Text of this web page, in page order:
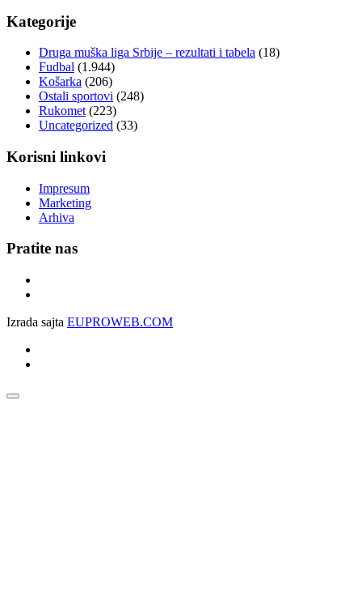
Kategorije
Druga muška liga Srbije – rezultati i tabela (18)
Fudbal (1.944)
Košarka (206)
Ostali sportovi (248)
Rukomet (223)
Uncategorized (33)
Korisni linkovi
Impresum
Marketing
Arhiva
Pratite nas
Izrada sajta EUPROWEB.COM